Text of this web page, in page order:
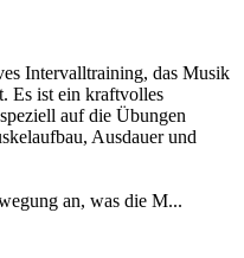
Intervalltraining, das Musik
Es ist ein kraftvolles
auf die Übungen
Ausdauer und
an, was die M...